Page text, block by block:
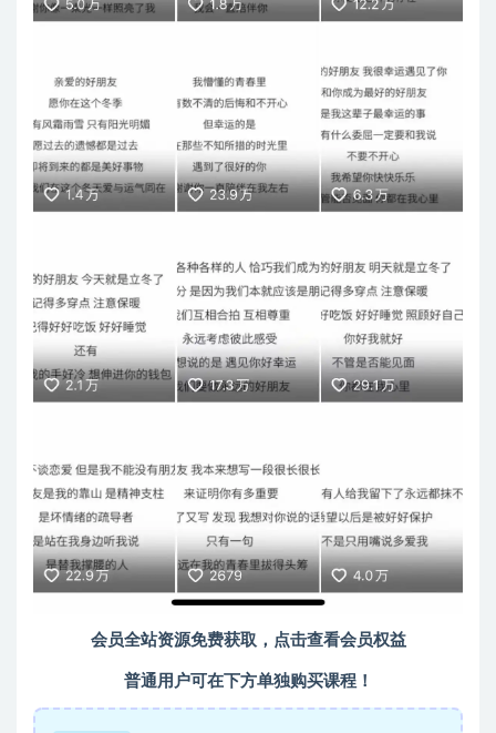
会员全站资源免费获取，点击查看会员权益
普通用户可在下方单独购买课程！